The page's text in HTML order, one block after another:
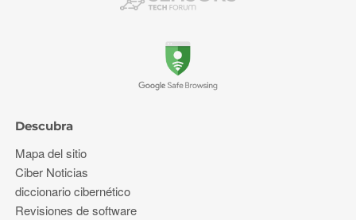
Descubra
Mapa del sitio
Ciber Noticias
diccionario cibernético
Revisiones de software